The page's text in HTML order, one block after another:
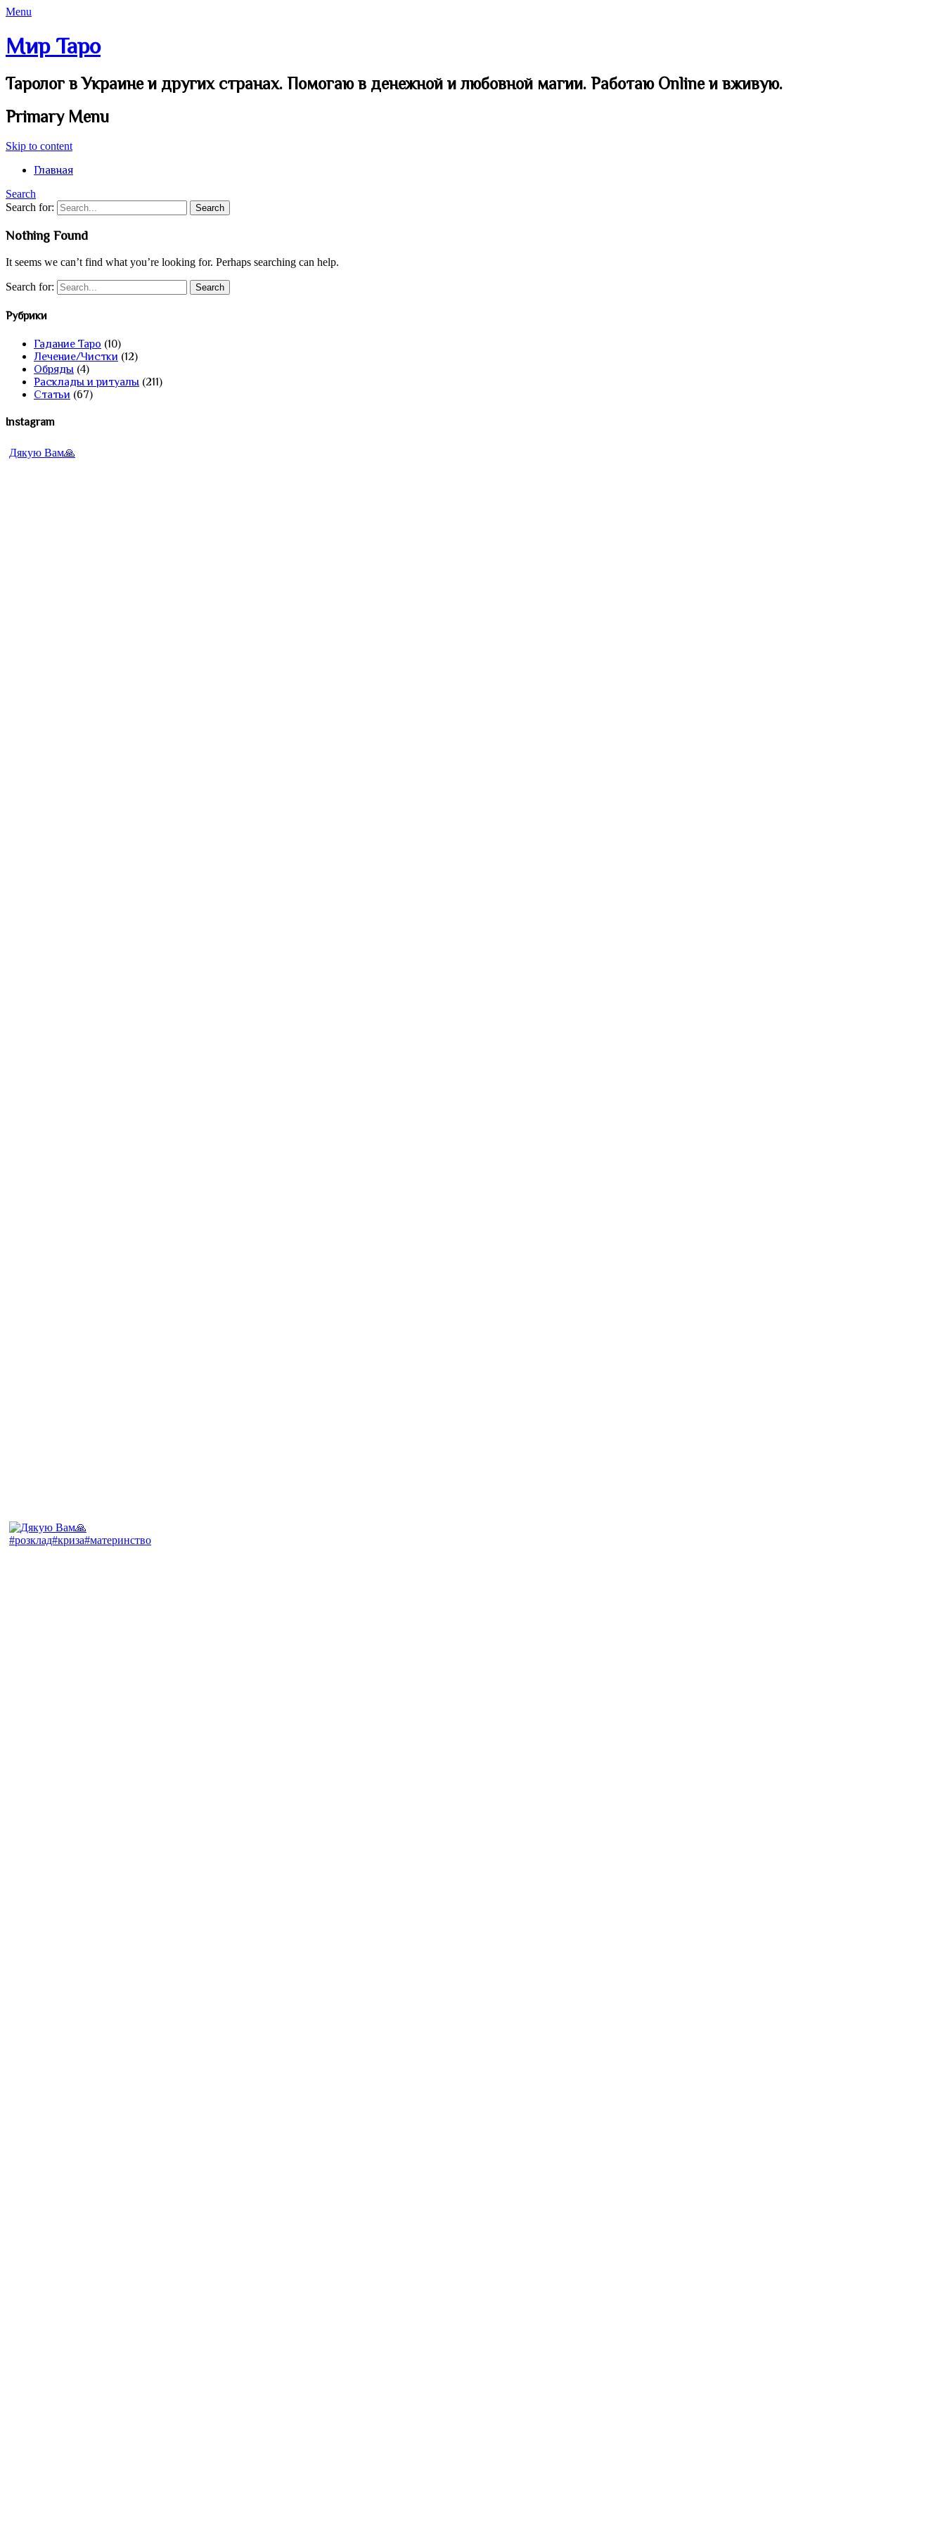
Menu
Мир Таро
Таролог в Украине и других странах. Помогаю в денежной и любовной магии. Работаю Online и вживую.
Primary Menu
Skip to content
Главная
Search
Search for:
Nothing Found
It seems we can’t find what you’re looking for. Perhaps searching can help.
Search for:
Рубрики
Гадание Таро (10)
Лечение/Чистки (12)
Обряды (4)
Расклады и ритуалы (211)
Статьи (67)
Instagram
Дякую Вам🙏
#розклад#криза#материнство